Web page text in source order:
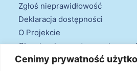
Cenimy prywatność
Zgłoś nieprawidłowość
Deklaracja dostępności
O Projekcie
Obowiązek przestrzegania
oraz warunków podstawowych